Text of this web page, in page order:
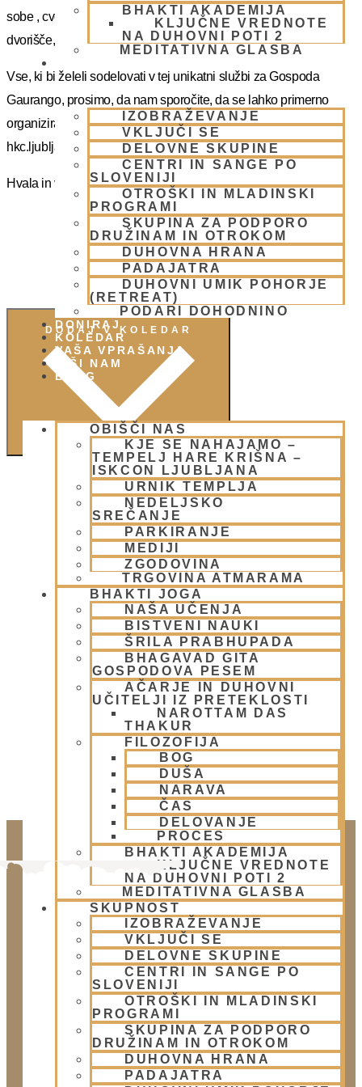
BHAKTI AKADEMIJA
KLJUČNE VREDNOTE
NA DUHOVNI POTI 2
MEDITATIVNA GLASBA
IZOBRAŽEVANJE
VKLJUČI SE
DELOVNE SKUPINE
CENTRI IN SANGE PO
SLOVENIJI
OTROŠKI IN MLADINSKI
PROGRAMI
SKUPINA ZA PODPORO
DRUŽINAM IN OTROKOM
DUHOVNA HRANA
PADAJATRA
DUHOVNI UMIK POHORJE
(RETREAT)
PODARI DOHODNINO
DONIRAJ
KOLEDAR
VAŠA VPRAŠANJA
PIŠI NAM
BLOG
OBIŠČI NAS
KJE SE NAHAJAMO –
TEMPELJ HARE KRIŠNA –
ISKCON LJUBLJANA
URNIK TEMPLJA
NEDELJSKO
SREČANJE
PARKIRANJE
MEDIJI
ZGODOVINA
TRGOVINA ATMARAMA
BHAKTI JOGA
NAŠA UČENJA
BISTVENI NAUKI
ŠRILA PRABHUPADA
BHAGAVAD GITA
GOSPODOVA PESEM
AČARJE IN DUHOVNI
UČITELJI IZ PRETEKLOSTI
NAROTTAM DAS
THAKUR
FILOZOFIJA
BOG
DUŠA
NARAVA
ČAS
DELOVANJE
PROCES
BHAKTI AKADEMIJA
KLJUČNE VREDNOTE
NA DUHOVNI POTI 2
MEDITATIVNA GLASBA
SKUPNOST
IZOBRAŽEVANJE
VKLJUČI SE
DELOVNE SKUPINE
CENTRI IN SANGE PO
SLOVENIJI
OTROŠKI IN MLADINSKI
PROGRAMI
SKUPINA ZA PODPORO
DRUŽINAM IN OTROKOM
DUHOVNA HRANA
PADAJATRA
sobe , cvetna soba, BBT skladišče in tempeljska dvorana,
dvorišče, otroško igrišče.
Vse, ki bi želeli sodelovati v tej unikatni službi za Gospoda
Gaurango, prosimo, da nam sporočite, da se lahko primerno
organiziramo. Za dodatne informacije se lahko obrnite na
hkc.ljubljana@gmail.comali na WhatsApp (051 426800).
Hvala in vljudno vabljeni!
POSTANI
MENIH - ZA 3 DNI
VABILO NA ČISTILNO AKCIJO "GUNDIČA
MARDŽANAM" (7.in 8.marec)
Klikni gumb spodaj.
Doniraj
Obišči nas